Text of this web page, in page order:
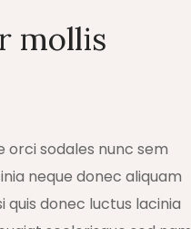
mollis
orci sodales nunc sem
neque donec aliquam
quis donec luctus lacinia